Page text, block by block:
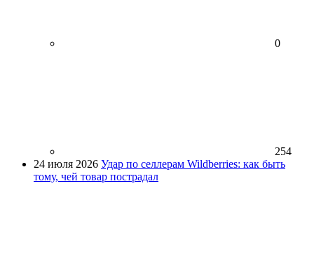
0
254
24 июля 2026 Удар по селлерам Wildberries: как быть
тому, чей товар пострадал